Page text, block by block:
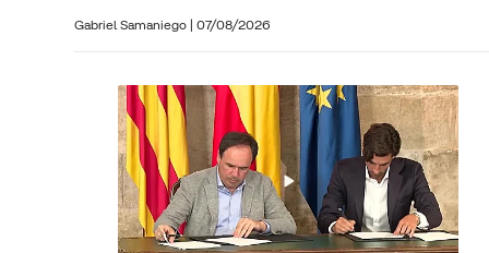
Gabriel Samaniego | 07/08/2026